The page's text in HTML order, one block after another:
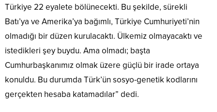
Türkiye 22 eyalete bölünecekti. Bu şekilde, sürekli
Batı’ya ve Amerika’ya bağımlı, Türkiye Cumhuriyeti’nin
olmadığı bir düzen kurulacaktı. Ülkemiz olmayacaktı ve
istedikleri şey buydu. Ama olmadı; başta
Cumhurbaşkanımız olmak üzere güçlü bir irade ortaya
konuldu. Bu durumda Türk’ün sosyo-genetik kodlarını
gerçekten hesaba katamadılar” dedi.